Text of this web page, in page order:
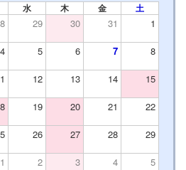
水 木 金 土
29 30 31 1
4 5 6 7 8
12 13 14 15
19 20 21 22
26 27 28 29
1 2 3 4 5